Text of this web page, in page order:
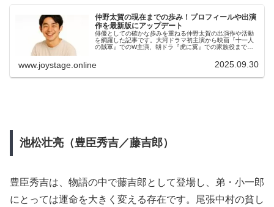
仲野太賀の現在までの歩み！プロフィールや出演
作を最新版にアップデート
俳優としての確かな歩みを重ねる仲野太賀の出演作や活動
を網羅した記事です。大河ドラマ初主演から映画『十一人
の賊軍』でのW主演、朝ドラ『虎に翼』での家族役まで、
ストやMV出演、雑誌での表現にも触れ、映像以外の場でも
存在感を発揮する姿を紹介。
www.joystage.online 2025.09.30
池松壮亮（豊臣秀吉／藤吉郎）
豊臣秀吉は、物語の中で藤吉郎として登場し、弟・小一郎
にとっては運命を大きく変える存在です。尾張中村の貧し